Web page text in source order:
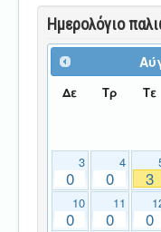
Ημερολόγιο
Δε Τρ Τε
3
0
4
0 3
10
0
11
0 0